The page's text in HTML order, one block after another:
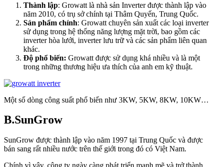
Thành lập: Growatt là nhà sản Inverter được thành lập vào
năm 2010, có trụ sở chính tại Thâm Quyến, Trung Quốc.
Sản phẩm chính: Growatt chuyên sản xuất các loại inverter
sử dụng trong hệ thống năng lượng mặt trời, bao gồm các
inverter hòa lưới, inverter lưu trữ và các sản phẩm liên quan
khác.
Độ phổ biến: Growatt được sử dụng khá nhiều và là một
trong những thương hiệu ưa thích của anh em kỹ thuật.
Một số dòng công suất phổ biến như 3KW, 5KW, 8KW, 10KW…
B.SunGrow
SunGrow được thành lập vào năm 1997 tại Trung Quốc và được
bán sang rất nhiều nước trên thế giới trong đó có Việt Nam.